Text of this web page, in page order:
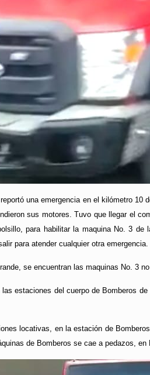
una emergencia en el kilómetro
sus motores. Tuvo que llegar el
para habilitar la maquina No. 3
para atender cualquier otra emergencia.
se encuentran las maquinas No. 3
estaciones del cuerpo de Bomberos
locativas, en la estación de
de Bomberos se cae a pedazos,